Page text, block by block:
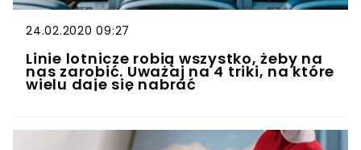
24.02.2020 09:27
Linie lotnicze robią wszystko, żeby na
nas zarobić. Uważaj na 4 triki, na które
wielu daje się nabrać